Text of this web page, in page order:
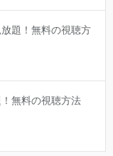
題！無料の視聴方
無料の視聴方法